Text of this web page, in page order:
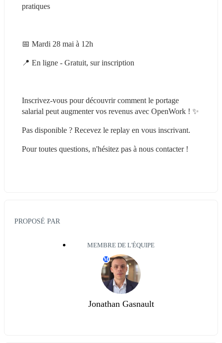
pratiques
📅 Mardi 28 mai à 12h
📍 En ligne - Gratuit, sur inscription
Inscrivez-vous pour découvrir comment le portage
salarial peut augmenter vos revenus avec OpenWork ! ✨
Pas disponible ? Recevez le replay en vous inscrivant.
Pour toutes questions, n'hésitez pas à nous contacter !
PROPOSÉ PAR
MEMBRE DE L'ÉQUIPE
M
Jonathan Gasnault